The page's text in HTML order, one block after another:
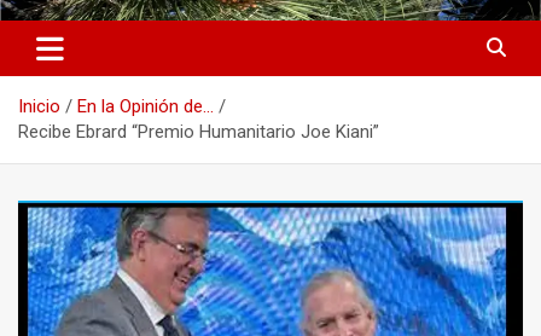
Gaceta de la Sierra Norte
Orgullosamente Serranos
Inicio
En la Opinión de...
Recibe Ebrard “Premio Humanitario Joe Kiani”